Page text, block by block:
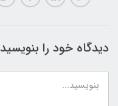
دیدگاه خود را بنویسید